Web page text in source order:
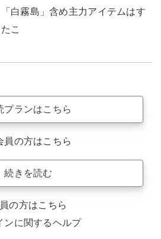
白霧島」含め主力アイテムはす
こ
プランはこちら
員の方はこちら
続きを読む
の方はこちら
ンに関するヘルプ